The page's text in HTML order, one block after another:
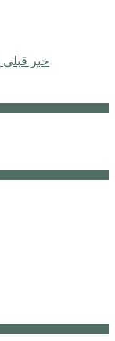
خبر قبلی